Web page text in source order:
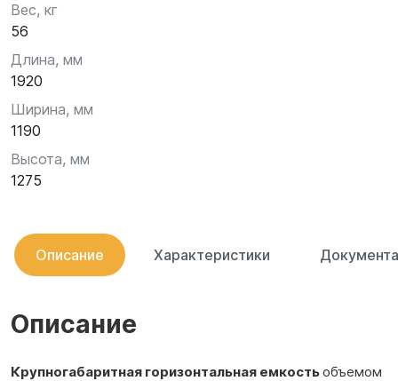
Вес, кг
56
Длина, мм
1920
Ширина, мм
1190
Высота, мм
1275
Описание Характеристики
Описание
Крупногабаритная горизонтальная емкостьобъемом